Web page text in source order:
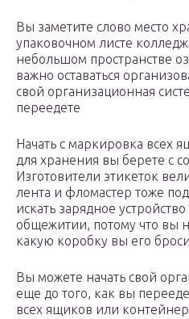
Вы заметите слово место
упаковочном листе
небольшом пространстве
важно оставаться
свой организационная
переедете
Начать с маркировка всех
для хранения вы берете с
Изготовители этикеток
лента и фломастер тоже
искать зарядное
общежитии, потому что вы
какую коробку вы его
Вы можете начать свой
еще до того, как вы
всех ящиков или